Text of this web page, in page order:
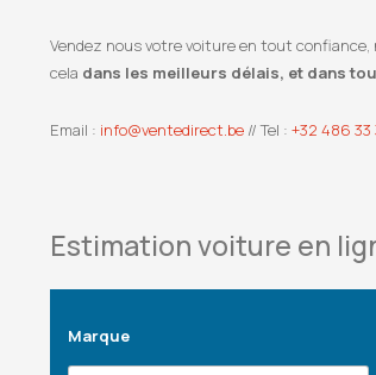
Vendez nous votre voiture en tout confiance,
cela dans les meilleurs délais, et dans
Email : info@ventedirect.be // Tel : +32 486 33
Estimation voiture en
Marque